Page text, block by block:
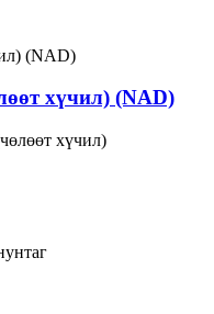
хүчил) (NAD)
хүчил)